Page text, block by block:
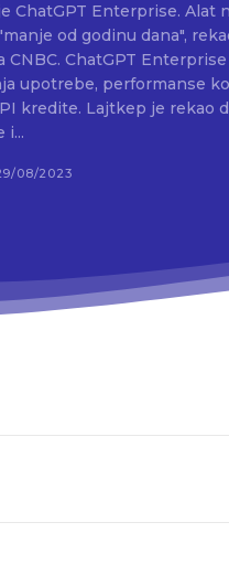
Alat namenjen poslovnim korisnicima je bio
od godinu dana",
pristup GPT-4 bez
upotrebe, performanse
kredite. Lajtkep je rekao
i...
08/2023